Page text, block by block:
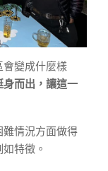
會變成什麼樣
而出，讓這一
情況方面做得
特徵。